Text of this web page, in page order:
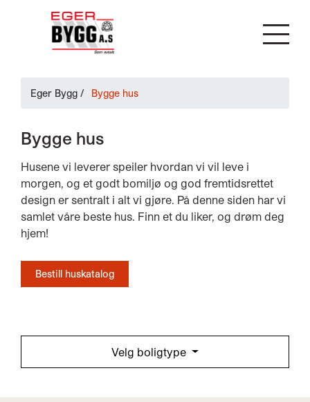
Eger Bygg / Bygge hus
Bygge hus
Husene vi leverer speiler hvordan vi vil leve i
morgen, og et godt bomiljø og god fremtidsrettet
design er sentralt i alt vi gjøre. På denne siden har vi
samlet våre beste hus. Finn et du liker, og drøm deg
hjem!
Bestill huskatalog
Velg boligtype